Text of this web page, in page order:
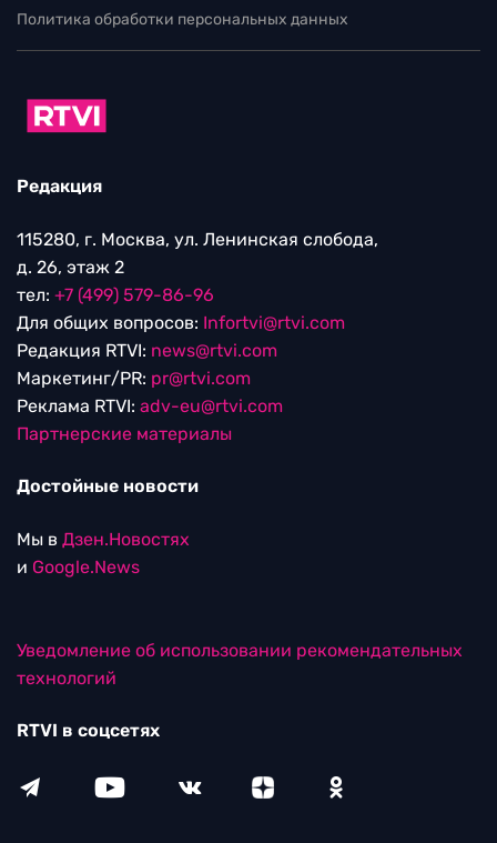
Политика обработки персональных данных
Редакция
115280, г. Москва, ул. Ленинская слобода,
д. 26, этаж 2
тел: +7 (499) 579-86-96
Для общих вопросов: Infortvi@rtvi.com
Редакция RTVI: news@rtvi.com
Маркетинг/PR: pr@rtvi.com
Реклама RTVI: adv-eu@rtvi.com
Партнерские материалы
Достойные новости
Мы в Дзен.Новостях
и Google.News
Уведомление об использовании рекомендательных
технологий
RTVI в соцсетях